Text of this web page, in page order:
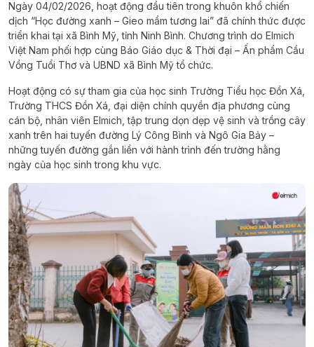
Ngày 04/02/2026, hoạt động đầu tiên trong khuôn khổ chiến
dịch “Học đường xanh – Gieo mầm tương lai” đã chính thức được
triển khai tại xã Bình Mỹ, tỉnh Ninh Bình. Chương trình do Elmich
Việt Nam phối hợp cùng Báo Giáo dục & Thời đại – Ấn phẩm Cầu
Vồng Tuổi Thơ và UBND xã Bình Mỹ tổ chức.
Hoạt động có sự tham gia của học sinh Trường Tiểu học Đồn Xá,
Trường THCS Đồn Xá, đại diện chính quyền địa phương cùng
cán bộ, nhân viên Elmich, tập trung dọn dẹp vệ sinh và trồng cây
xanh trên hai tuyến đường Lý Công Bình và Ngô Gia Bảy –
những tuyến đường gắn liền với hành trình đến trường hằng
ngày của học sinh trong khu vực.